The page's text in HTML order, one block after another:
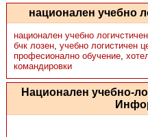
национален учебно
национален учебно
бчк лозен, учебно логистичен
професионално обучение,
командировки
Национален учебно-